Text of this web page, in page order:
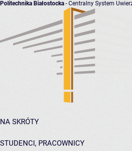
Politechnika Białostocka - Centralny System
NA SKRÓTY
STUDENCI, PRACOWNICY